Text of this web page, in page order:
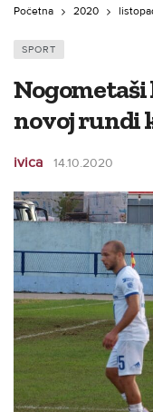
Početna 2020
SPORT
Nogometaši
novoj rundi
ivica 14.10.2020